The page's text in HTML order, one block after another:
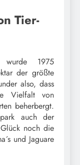
Tier-
wurde 1975
der größte
also, dass
Vielfalt von
beherbergt.
auch der
noch die
und Jaguare